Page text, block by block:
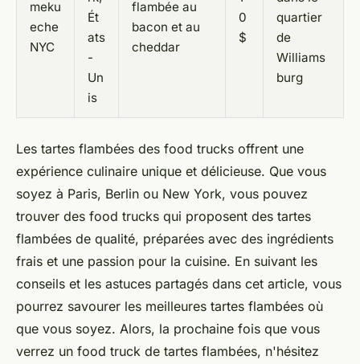
meku
eche
NYC
Ét
ats
-
Un
is
flambée au
bacon et au
cheddar
0
$
quartier
de
Williams
burg
Les tartes flambées des food trucks offrent une
expérience culinaire unique et délicieuse. Que vous
soyez à Paris, Berlin ou New York, vous pouvez
trouver des food trucks qui proposent des tartes
flambées de qualité, préparées avec des ingrédients
frais et une passion pour la cuisine. En suivant les
conseils et les astuces partagés dans cet article, vous
pourrez savourer les meilleures tartes flambées où
que vous soyez. Alors, la prochaine fois que vous
verrez un food truck de tartes flambées, n'hésitez